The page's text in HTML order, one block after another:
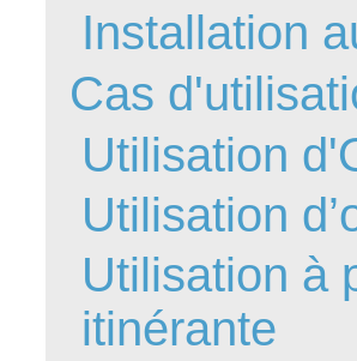
Installation
Cas
Utilisation
Utilisation
Utilisation à
itinérante